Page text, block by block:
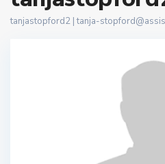
tanjastopford2 |tanja-